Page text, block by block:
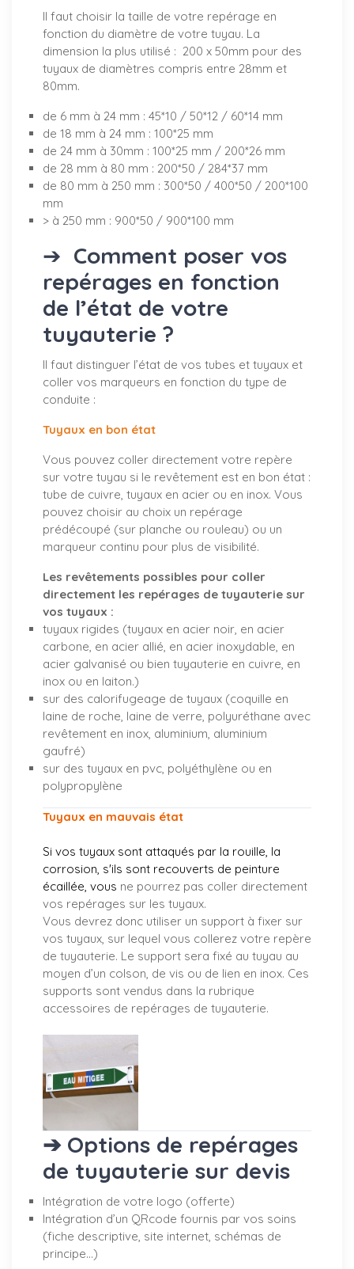
Il faut choisir la taille de votre repérage en
fonction du diamètre de votre tuyau. La
dimension la plus utilisé : 200 x 50mm pour des
tuyaux de diamètres compris entre 28mm et
80mm.
de 6 mm à 24 mm : 45*10 / 50*12 / 60*14 mm
de 18 mm à 24 mm : 100*25 mm
de 24 mm à 30mm : 100*25 mm / 200*26 mm
de 28 mm à 80 mm : 200*50 / 284*37 mm
de 80 mm à 250 mm : 300*50 / 400*50 / 200*100
mm
> à 250 mm : 900*50 / 900*100 mm
➔ Comment poser vos
repérages en fonction
de l’état de votre
tuyauterie ?
Il faut distinguer l’état de vos tubes et tuyaux et
coller vos marqueurs en fonction du type de
conduite :
Tuyaux en bon état
Vous pouvez coller directement votre repère
sur votre tuyau si le revêtement est en bon état :
tube de cuivre, tuyaux en acier ou en inox. Vous
pouvez choisir au choix un repérage
prédécoupé (sur planche ou rouleau) ou un
marqueur continu pour plus de visibilité.
Les revêtements possibles pour coller
directement les repérages de tuyauterie sur
vos tuyaux :
tuyaux rigides (tuyaux en acier noir, en acier
carbone, en acier allié, en acier inoxydable, en
acier galvanisé ou bien tuyauterie en cuivre, en
inox ou en laiton.)
sur des calorifugeage de tuyaux (coquille en
laine de roche, laine de verre, polyuréthane avec
revêtement en inox, aluminium, aluminium
gaufré)
sur des tuyaux en pvc, polyéthylène ou en
polypropylène
Tuyaux en mauvais état
Si vos tuyaux sont attaqués par la rouille, la
corrosion, s'ils sont recouverts de peinture
écaillée, vous ne pourrez pas coller directement
vos repérages sur les tuyaux.
Vous devrez donc utiliser un support à fixer sur
vos tuyaux, sur lequel vous collerez votre repère
de tuyauterie. Le support sera fixé au tuyau au
moyen d’un colson, de vis ou de lien en inox. Ces
supports sont vendus dans la rubrique
accessoires de repérages de tuyauterie.
➔ Options de repérages
de tuyauterie sur devis
Intégration de votre logo (offerte)
Intégration d’un QRcode fournis par vos soins
(fiche descriptive, site internet, schémas de
principe…)